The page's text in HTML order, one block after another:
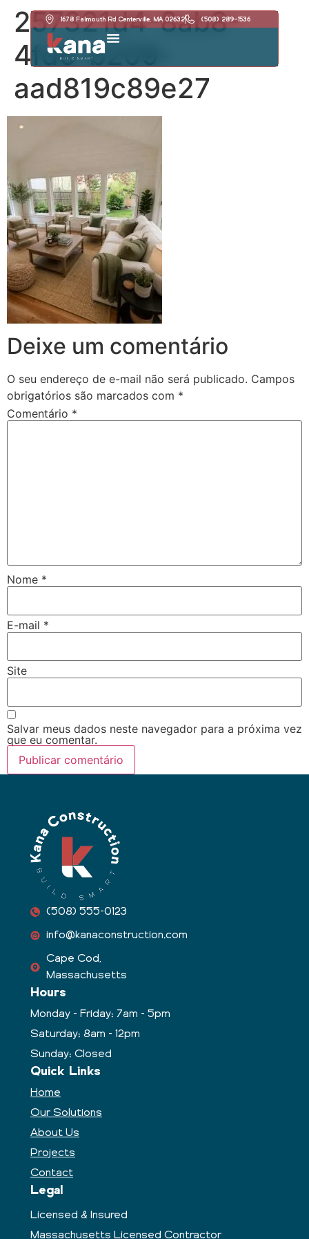
1678 Falmouth Rd Centerville, MA 02632 (508) 289-1536
257321d4-8ab8-
4fd6-b209-
aad819c89e27
Deixe um comentário
O seu endereço de e-mail não será publicado. Campos
obrigatórios são marcados com *
Comentário *
Nome *
E-mail *
Site
Salvar meus dados neste navegador para a próxima vez
que eu comentar.
(508) 555-0123
info@kanaconstruction.com
Cape Cod,
Massachusetts
Hours
Monday - Friday: 7am - 5pm
Saturday: 8am - 12pm
Sunday: Closed
Quick Links
Home
Our Solutions
About Us
Projects
Contact
Legal
Licensed & Insured
Massachusetts Licensed Contractor